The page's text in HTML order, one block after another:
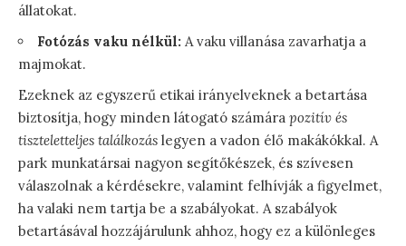
állatokat.
Fotózás vaku nélkül: A vaku villanása zavarhatja a
majmokat.
Ezeknek az egyszerű etikai irányelveknek a betartása
biztosítja, hogy minden látogató számára pozitív és
tiszteletteljes találkozás legyen a vadon élő makákókkal. A
park munkatársai nagyon segítőkészek, és szívesen
válaszolnak a kérdésekre, valamint felhívják a figyelmet,
ha valaki nem tartja be a szabályokat. A szabályok
betartásával hozzájárulunk ahhoz, hogy ez a különleges